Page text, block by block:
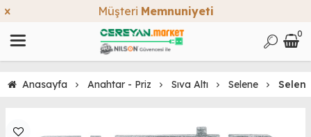
Müşteri Memnuniyeti
0
Anasayfa Anahtar - Priz Sıva Altı Selene